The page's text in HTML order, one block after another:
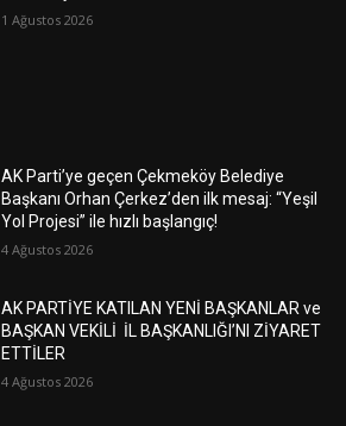
1 Ağustos 2026
AK Parti’ye geçen Çekmeköy Belediye
Başkanı Orhan Çerkez’den ilk mesaj: “Yeşil
Yol Projesi” ile hızlı başlangıç!
4 Ağustos 2026
AK PARTİYE KATILAN YENİ BAŞKANLAR ve
BAŞKAN VEKİLİ İL BAŞKANLIĞI’NI ZİYARET
ETTİLER
4 Ağustos 2026